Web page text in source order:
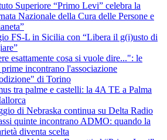
Superiore “Primo Levi” celebra la
Nazionale della Cura delle Persone e
FS-L in Sicilia con “Libera il g(i)usto di
esattamente cosa si vuole dire...": le
prime incontrano l'associazione
di Torino
tra palme e castelli: la 4A TE a Palma
di Nebraska continua su Delta Radio
quinte incontrano ADMO: quando la
diventa scelta